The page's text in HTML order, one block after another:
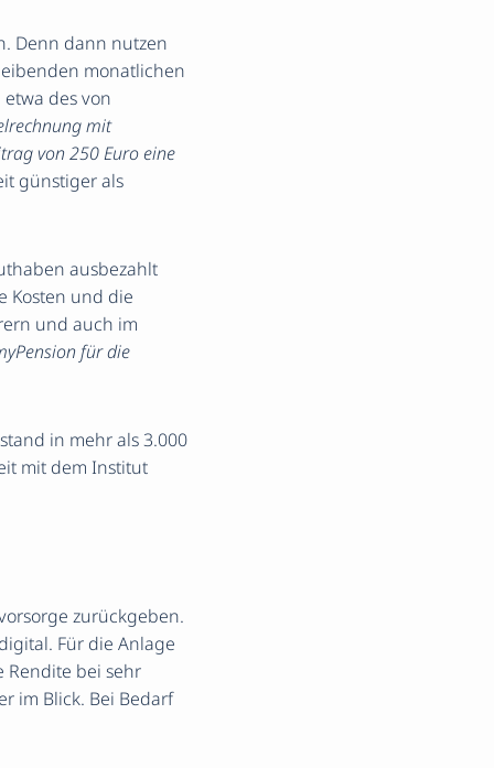
Denn dann nutzen
monatlichen
des von
mit
von 250 Euro eine
günstiger als
ausbezahlt
Kosten und die
und auch im
für die
in mehr als 3.000
mit dem Institut
zurückgeben.
Für die Anlage
Rendite bei sehr
im Blick. Bei Bedarf